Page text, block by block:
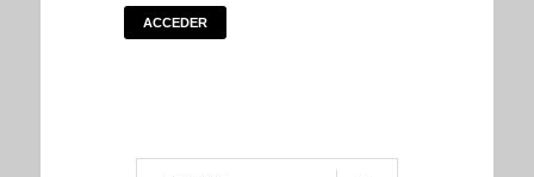
ACCEDER